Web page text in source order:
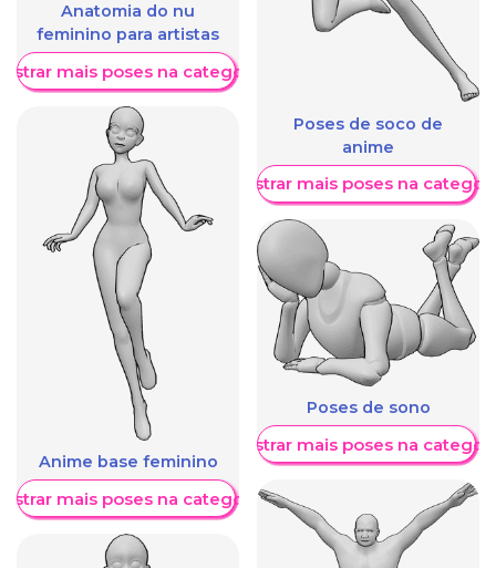
Anatomia do nu
feminino para artistas
mais poses na categoria
Anime base feminino
mais poses na categoria
Poses de soco de
anime
Mostrar mais poses na
Poses de sono
Mostrar mais poses na